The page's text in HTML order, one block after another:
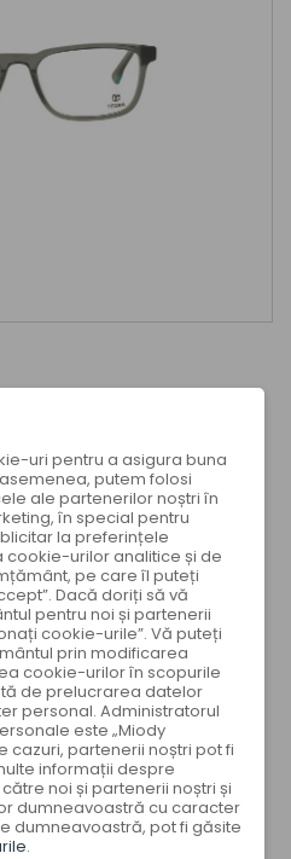
uri pentru a asigura buna
putem folosi
ale partenerilor noștri în
în special pentru
la preferințele
cookie-urilor analitice și de
pe care îl puteți
Dacă doriți să vă
pentru noi și partenerii
cookie-urile”. Vă puteți
prin modificarea
cookie-urilor în scopurile
de prelucrarea datelor
personal. Administratorul
este „Miody
cazuri, partenerii noștri pot fi
informații despre
noi și partenerii noștri și
dumneavoastră cu caracter
dumneavoastră, pot fi găsite
.